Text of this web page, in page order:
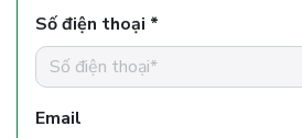
Số điện thoại *
Email